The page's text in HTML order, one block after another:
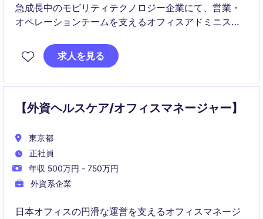
急成長中のモビリティテクノロジー企業にて、営業・
オペレーションチームを支えるオフィスアドミニスト
ら、データ管理や営業サポート業務を通じて事業運営
を支えるポジションです。
求人を見る
【外資ヘルスケア/オフィスマネージャー】
東京都
正社員
年収 500万円 - 750万円
外資系企業
日本オフィスの円滑な運営を支えるオフィスマネージ